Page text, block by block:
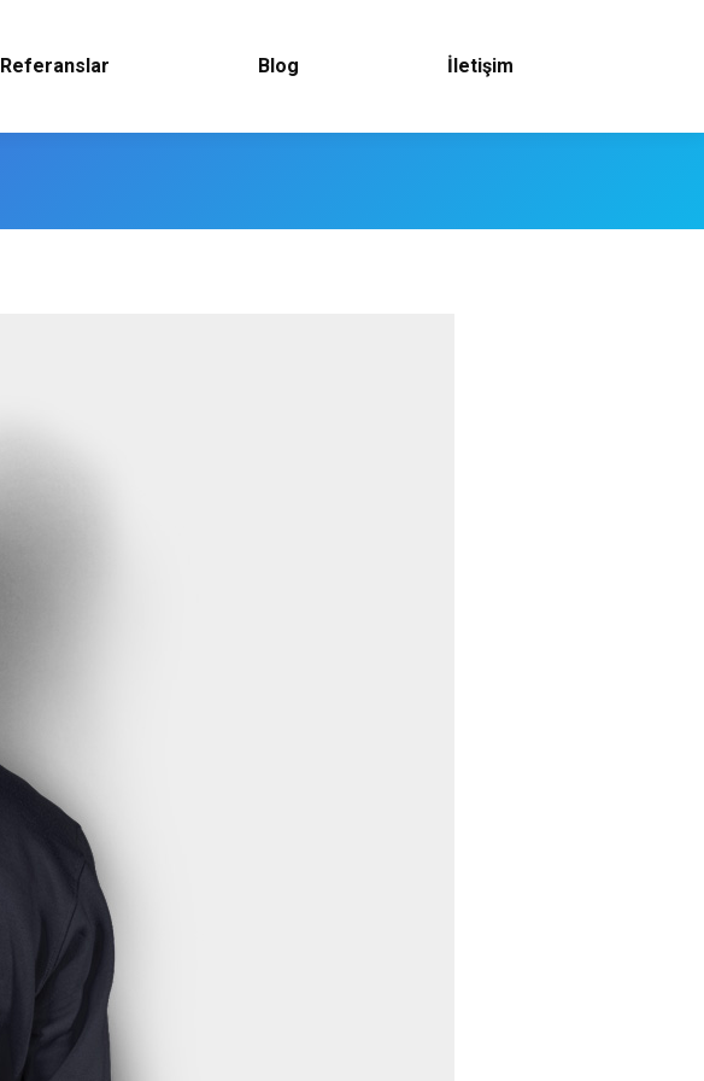
Referanslar Blog İletişim